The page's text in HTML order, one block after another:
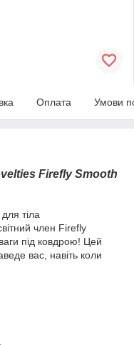
Оплата Умови
Firefly Smooth
тіла
член Firefly
під ковдрою! Цей
вас, навіть коли